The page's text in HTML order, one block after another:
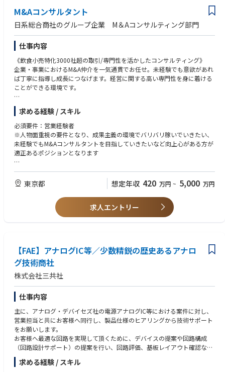
件次第で海外・国内出張に行っていただきます。
*新規製品のテストの立会いや打合せ等で、冶金工場での夜間・休日勤務
の可能性がございます。
【コアードワイヤーとは】
製鋼・鋳鉄工程において添加剤の役割を果たすもので、
粉末状の鉱物や金属、フェロアロイを鋼の薄板で纏ったワイヤー状の製品
です。
製鋼・鋳鉄における溶鋼の工程において、添加し成分調整を行います。
M&Aコンサルタント
日系総合商社のグループ企業 M＆Aコンサルティング部門
仕事内容
《飲食小売特化3000社超の取引/専門性を活かしたコンサルティング》
企業・事業におけるM&A仲介を一気通貫でお任せ。未経験でも意欲があれ
ば丁寧に指導し成長につなげます。経営に関する高い専門性を身に着ける
ことができる環境です。
《具体的には》経営者とのアポイント獲得からヒアリング・提案・企業審
査・企業評価・候補先の選定・条件調整・最終契約までのすべての業務に
携わっていただきます。特に、事業拡大をお考えの経営者と、事業の縮小
撤退をお考えの経営者様や後継者問題を抱えておられる経営者様をつな
ぎ、双方の利益最大化を実現するためのコンサルティングがメインです。
新規営業もございますが、グループの外食業界をはじめとした6000社を超
えるネットワークを活かした提案も可能です。
求める経験 / スキル
必須要件：営業経験者
※人物面重視の要件となり、成果主義の環境でバリバリ稼いでいきたい、
未経験でもM&Aコンサルタントを目指していきたいなど向上心がある方が
適正あるポジションとなります
■経営者に対するダイレクトマーケティングを実践したい方
■経営のスキルを身につけたい方
■成果を重視する公平な評価を望まれる方 or 実績やパフォーマンスで
評価される環境に挑戦してみたい方 or 成果主義の環境で挑戦してみた
東京都 想定年収 420 万円 ~ 5,000 万円
求人エントリー
【FAE】アナログIC等／少数精鋭の歴史あるアナロ
グ技術商社
株式会社三共社
仕事内容
主に、アナログ・デバイセズ社の電源アナログIC等における案件に対し、
営業担当と共にお客様へ同行し、製品仕様のヒアリングから技術サポート
をお願いします。
お客様へ最適な回路を実現して頂くために、デバイスの提案や回路構成
（回路設計サポート）の提案を行い、回路評価、基板レイアウト確認など
を行って頂きます。
求める経験 / スキル